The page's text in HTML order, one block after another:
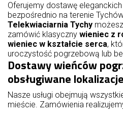
Oferujemy dostawę eleganckich
bezpośrednio na terenie
Telekwiaciarnia Tychy
zamówić klasyczny wieniec z
wieniec w kształcie serca,
uroczystość pogrzebową lub
Dostawy wieńców
obsługiwane
Nasze usługi obejmują
mieście. Zamówienia